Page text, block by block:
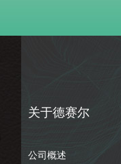
关于德赛尔
公司概述